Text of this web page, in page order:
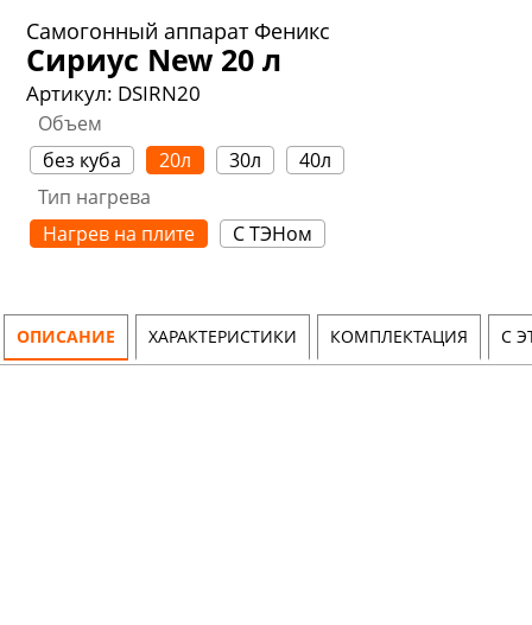
Самогонный аппарат Феникс
Сириус New 20 л
Артикул: DSIRN20
Объем
без куба
20л 30л
40л
Тип нагрева
Нагрев на плите
С ТЭНом
ОПИСАНИЕ ХАРАКТЕРИСТИКИ КОМПЛЕКТАЦИЯ С